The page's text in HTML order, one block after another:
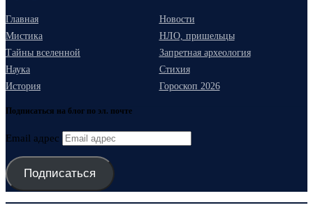
Главная
Новости
Мистика
НЛО, пришельцы
Тайны вселенной
Запретная археология
Наука
Стихия
История
Гороскоп 2026
Подписаться на блог по эл. почте
Email адрес
Подписаться